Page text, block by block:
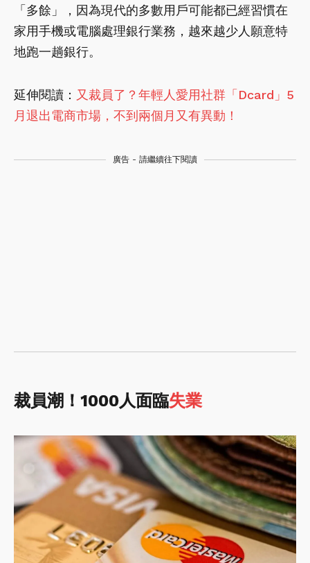
「多餘」，因為現代的多數用戶可能都已經習慣在
家用手機或電腦處理銀行業務，越來越少人願意特
地跑一趟銀行。
延伸閱讀： 又裁員了？年輕人愛用社群「Dcard」5
月退出電商市場，不到兩個月又有異動！
廣告 - 請繼續往下閱讀
裁員潮！1000人面臨失業